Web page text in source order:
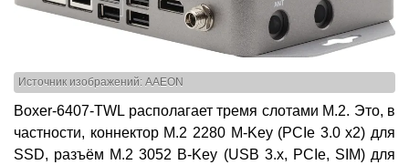
Источник изображений: AAEON
Boxer-6407-TWL располагает тремя слотами M.2. Это, в
частности, коннектор M.2 2280 M-Key (PCIe 3.0 x2) для
SSD, разъём M.2 3052 B-Key (USB 3.х, PCIe, SIM) для